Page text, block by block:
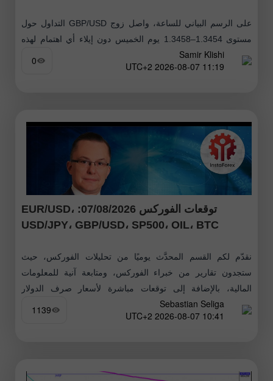
على الرسم البياني للساعة، واصل زوج GBP/USD التداول حول
مستوى 1.3454–1.3458 يوم الخميس دون إيلاء أي اهتمام لهذه
المنطقة بحد ذاتها. يشير الاستقرار دونه إلى أن الجنيه قد يواصل
Samir Klishi
11:19 2026-08-07 UTC+2
0
توقعات الفوركس 07/08/2026: EUR/USD،
USD/JPY، GBP/USD، SP500، OIL، BTC
نقدّم لكم القسم المحدَّث يوميًا من تحليلات الفوركس، حيث
ستجدون تقارير من خبراء الفوركس، ومتابعة آنية للمعلومات
المالية، بالإضافة إلى توقعات مباشرة لأسعار صرف الدولار
الأمريكي، اليورو، الروبل، البيتكوين وغيرها
Sebastian Seliga
10:41 2026-08-07 UTC+2
1139